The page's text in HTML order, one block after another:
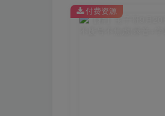
付费资源